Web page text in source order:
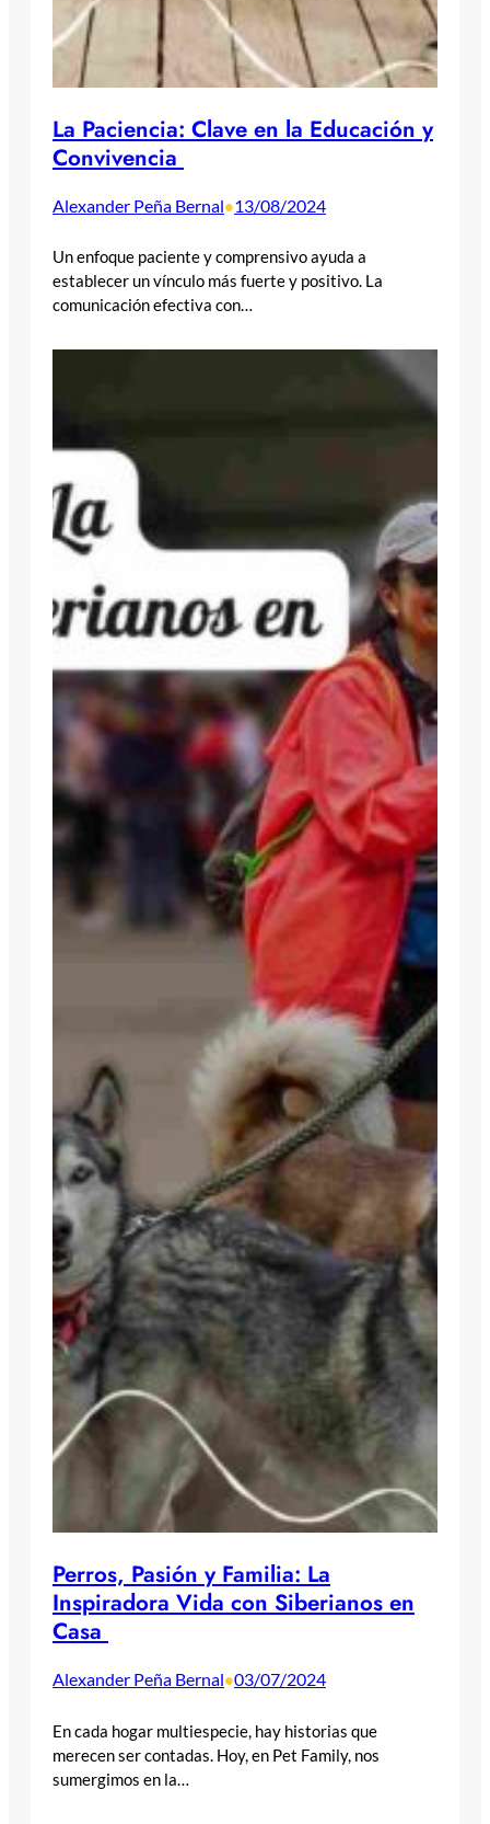
La Paciencia: Clave en la Educación y
Convivencia
Alexander Peña Bernal•13/08/2024
Un enfoque paciente y comprensivo ayuda a
establecer un vínculo más fuerte y positivo. La
comunicación efectiva con…
Perros, Pasión y Familia: La
Inspiradora Vida con Siberianos en
Casa
Alexander Peña Bernal•03/07/2024
En cada hogar multiespecie, hay historias que
merecen ser contadas. Hoy, en Pet Family, nos
sumergimos en la…